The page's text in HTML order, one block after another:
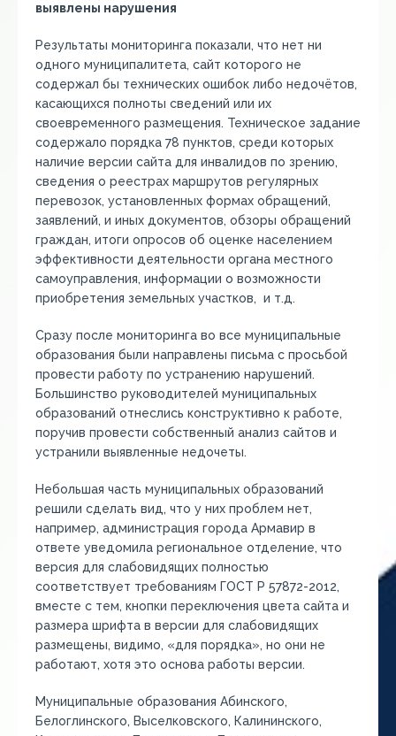
выявлены нарушения
Результаты мониторинга показали, что нет ни
одного муниципалитета, сайт которого не
содержал бы технических ошибок либо недочётов,
касающихся полноты сведений или их
своевременного размещения. Техническое задание
содержало порядка 78 пунктов, среди которых
наличие версии сайта для инвалидов по зрению,
сведения о реестрах маршрутов регулярных
перевозок, установленных формах обращений,
заявлений, и иных документов, обзоры обращений
граждан, итоги опросов об оценке населением
эффективности деятельности органа местного
самоуправления, информации о возможности
приобретения земельных участков, и т.д.
Сразу после мониторинга во все муниципальные
образования были направлены письма с просьбой
провести работу по устранению нарушений.
Большинство руководителей муниципальных
образований отнеслись конструктивно к работе,
поручив провести собственный анализ сайтов и
устранили выявленные недочеты.
Небольшая часть муниципальных образований
решили сделать вид, что у них проблем нет,
например, администрация города Армавир в
ответе уведомила региональное отделение, что
версия для слабовидящих полностью
соответствует требованиям ГОСТ Р 57872-2012,
вместе с тем, кнопки переключения цвета сайта и
размера шрифта в версии для слабовидящих
размещены, видимо, «для порядка», но они не
работают, хотя это основа работы версии.
Муниципальные образования Абинского,
Белоглинского, Выселковского, Калининского,